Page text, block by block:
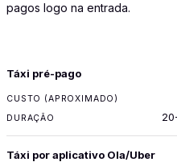
pagos logo na entrada.
TRANSPORTE
Táxi pré-pago
Táxi por aplicativo Ola/Uber